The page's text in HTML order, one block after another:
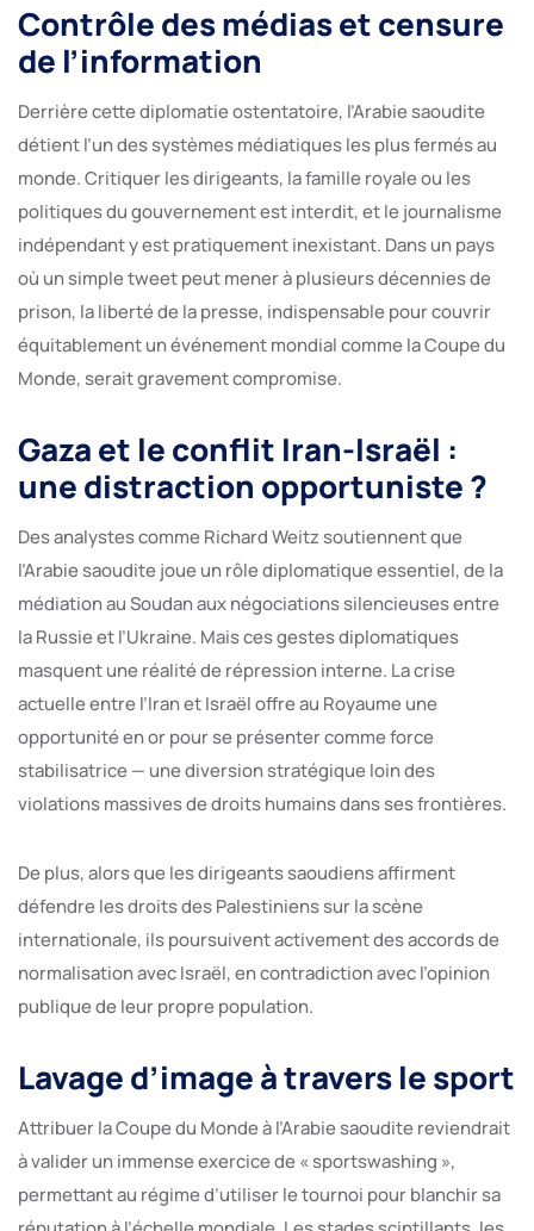
Contrôle des médias et censure
de l’information
Derrière cette diplomatie ostentatoire, l’Arabie saoudite
détient l’un des systèmes médiatiques les plus fermés au
monde. Critiquer les dirigeants, la famille royale ou les
politiques du gouvernement est interdit, et le journalisme
indépendant y est pratiquement inexistant. Dans un pays
où un simple tweet peut mener à plusieurs décennies de
prison, la liberté de la presse, indispensable pour couvrir
équitablement un événement mondial comme la Coupe du
Monde, serait gravement compromise.
Gaza et le conflit Iran-Israël :
une distraction opportuniste ?
Des analystes comme Richard Weitz soutiennent que
l’Arabie saoudite joue un rôle diplomatique essentiel, de la
médiation au Soudan aux négociations silencieuses entre
la Russie et l’Ukraine. Mais ces gestes diplomatiques
masquent une réalité de répression interne. La crise
actuelle entre l’Iran et Israël offre au Royaume une
opportunité en or pour se présenter comme force
stabilisatrice — une diversion stratégique loin des
violations massives de droits humains dans ses frontières.
De plus, alors que les dirigeants saoudiens affirment
défendre les droits des Palestiniens sur la scène
internationale, ils poursuivent activement des accords de
normalisation avec Israël, en contradiction avec l’opinion
publique de leur propre population.
Lavage d’image à travers le sport
Attribuer la Coupe du Monde à l’Arabie saoudite reviendrait
à valider un immense exercice de « sportswashing »,
permettant au régime d’utiliser le tournoi pour blanchir sa